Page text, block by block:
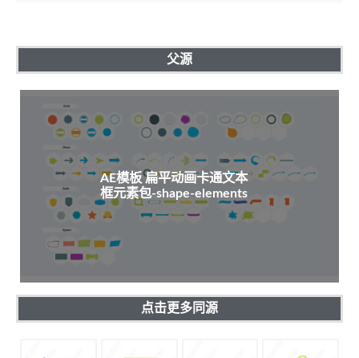
父源
AE模板 扁平动画卡通文本
框元素包-shape-elements
点击更多同源